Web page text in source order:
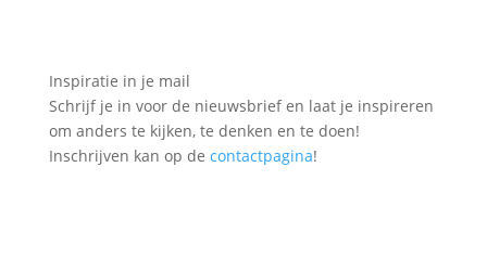
Inspiratie in je mail
Schrijf je in voor de nieuwsbrief en laat je inspireren
om anders te kijken, te denken en te doen!
Inschrijven kan op de contactpagina!